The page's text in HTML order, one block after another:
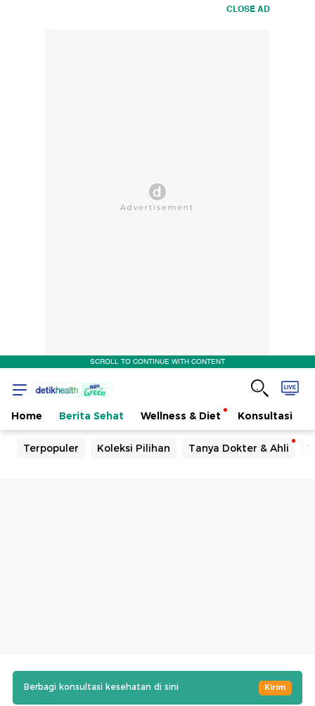
CLOSE AD
SCROLL TO CONTINUE WITH CONTENT
Home Berita Sehat Wellness & Diet Konsultasi
Terpopuler Koleksi Pilihan Tanya Dokter & Ahli
Berbagi konsultasi kesehatan di sini Kirim